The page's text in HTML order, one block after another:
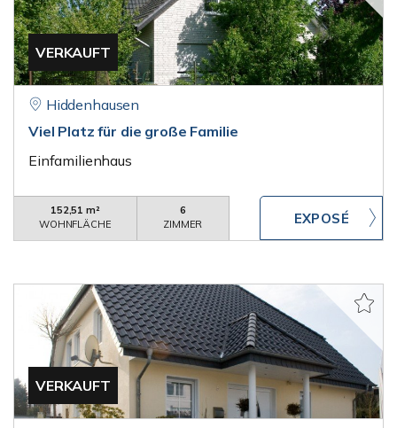
VERKAUFT
Hiddenhausen
Viel Platz für die große Familie
Einfamilienhaus
152,51 m²
WOHNFLÄCHE
6
ZIMMER
VERKAUFT